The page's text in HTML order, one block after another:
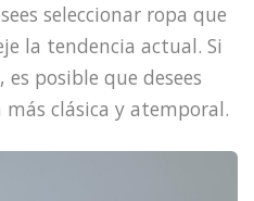
seleccionar ropa que
la tendencia actual. Si
posible que desees
más clásica y atemporal.